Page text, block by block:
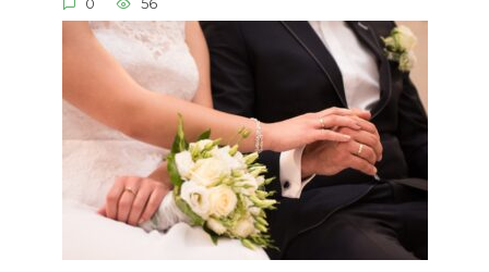
0 56